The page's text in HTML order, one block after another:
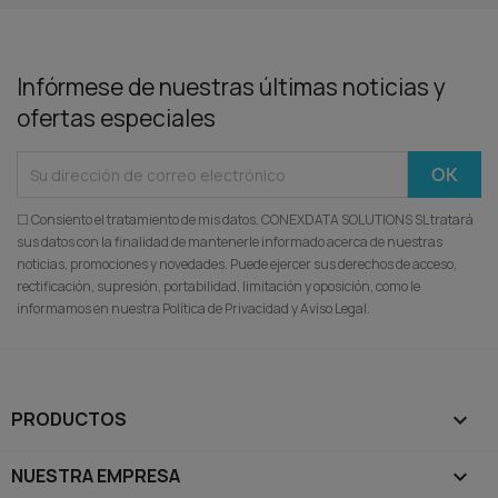
Infórmese de nuestras últimas noticias y
ofertas especiales
☐ Consiento el tratamiento de mis datos. CONEXDATA SOLUTIONS SL tratará
sus datos con la finalidad de mantenerle informado acerca de nuestras
noticias, promociones y novedades. Puede ejercer sus derechos de acceso,
rectificación, supresión, portabilidad, limitación y oposición, como le
informamos en nuestra Política de Privacidad y Aviso Legal.
PRODUCTOS 
NUESTRA EMPRESA 